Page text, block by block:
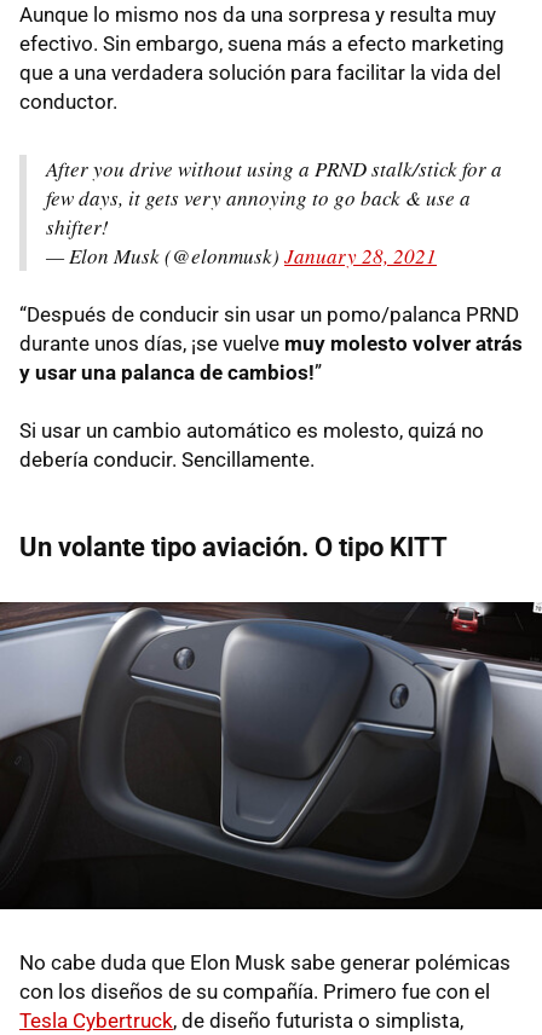
Aunque lo mismo nos da una sorpresa y resulta muy
efectivo. Sin embargo, suena más a efecto marketing
que a una verdadera solución para facilitar la vida del
conductor.
After you drive without using a PRND stalk/stick for a
few days, it gets very annoying to go back & use a
shifter!
— Elon Musk (@elonmusk) January 28, 2021
“Después de conducir sin usar un pomo/palanca PRND
durante unos días, ¡se vuelve muy molesto volver atrás
y usar una palanca de cambios!”
Si usar un cambio automático es molesto, quizá no
debería conducir. Sencillamente.
Un volante tipo aviación. O tipo KITT
No cabe duda que Elon Musk sabe generar polémicas
con los diseños de su compañía. Primero fue con el
Tesla Cybertruck, de diseño futurista o simplista,